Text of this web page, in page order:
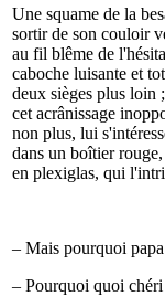
Une squame de la
sortir de son couloir
au fil blême de
caboche luisante et
deux sièges plus loin
cet acrânissage
non plus, lui
dans un boîtier
en plexiglas, qui
– Mais pourquoi
– Pourquoi quoi chéri